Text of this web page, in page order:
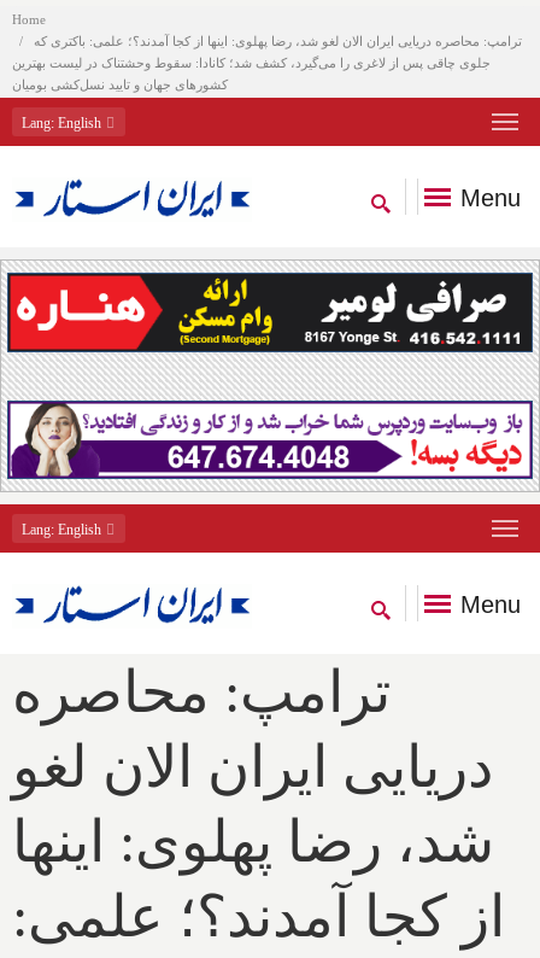
Home
ترامپ: محاصره دریایی ایران الان لغو شد، رضا پهلوی: اینها از کجا آمدند؟؛ علمی: باکتری که
جلوی چاقی پس از لاغری را می‌گیرد، کشف شد؛ کانادا: سقوط وحشتناک در لیست بهترین
کشورهای جهان و تایید نسل‌کشی بومیان
Lang: English
Menu
Lang: English
Menu
ترامپ: محاصره
دریایی ایران الان لغو
شد، رضا پهلوی: اینها
از کجا آمدند؟؛ علمی: